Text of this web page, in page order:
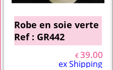
Robe en soie verte
Ref : GR442
€39.00
ex Shipping